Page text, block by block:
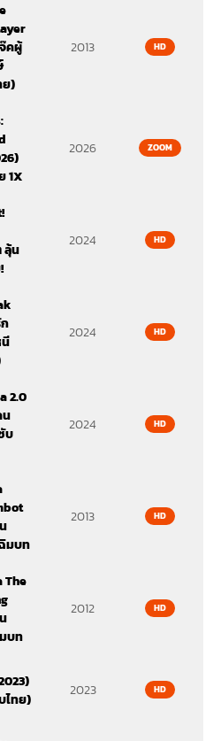
คผู้
ย)
2013 HD
1X
2026 ZOOM
ลุ้น
2024 HD
2024 HD
2.0
น
บ
2024 HD
มบท
2013 HD
The
บท
2012 HD
ไทย)
2023 HD